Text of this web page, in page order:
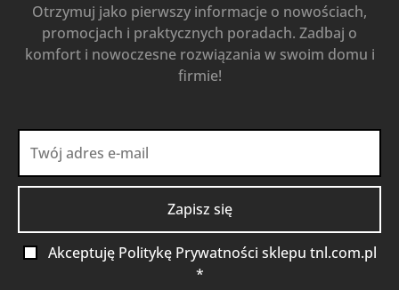
Otrzymuj jako pierwszy informacje o nowościach,
promocjach i praktycznych poradach. Zadbaj o
komfort i nowoczesne rozwiązania w swoim domu i
firmie!
Akceptuję Politykę Prywatności sklepu tnl.com.pl
*